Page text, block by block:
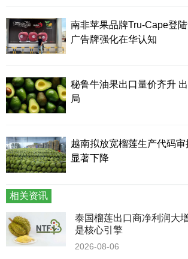
南非苹果品牌Tru-Cape登
广告牌强化在华认知
秘鲁牛油果出口量价齐升
局
越南拟放宽榴莲生产代码
显著下降
相关资讯
泰国榴莲出口商净利润大
是核心引擎
2026-08-06